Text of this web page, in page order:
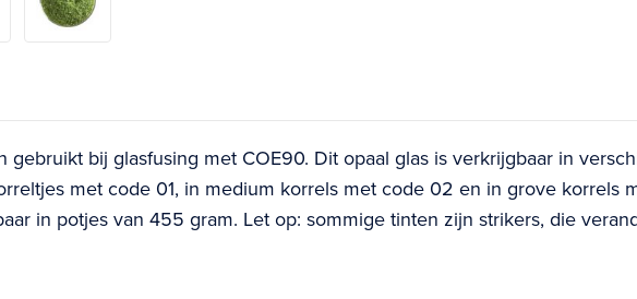
bij glasfusing met COE90. Dit opaal glas is verkrijgbaar in
met code 01, in medium korrels met code 02 en in grove korrels
in potjes van 455 gram. Let op: sommige tinten zijn strikers, die